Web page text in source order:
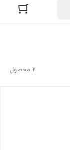
2 محصول